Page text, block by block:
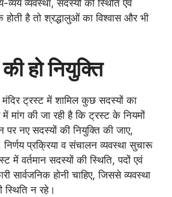
व्यवस्था, सदस्यों की स्थिति एवं
होती है तो श्रद्धालुओं का विश्वास और भी
हो नियुक्ति
मंदिर ट्रस्ट में शामिल कुछ सदस्यों का
मांग की जा रही है कि ट्रस्ट के नियमों
नए सदस्यों की नियुक्ति की जाए,
प्रक्रिया व संचालन व्यवस्था सुचारू
वर्तमान सदस्यों की स्थिति, पदों एवं
सार्वजनिक होनी चाहिए, जिससे व्यवस्था
न रहे।